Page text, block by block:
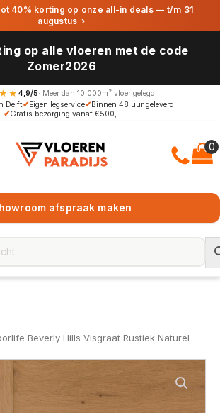
40% korting op onze all-in deals — t/m 31
augustus ›
op alle vloeren met de code
Zomer2026
4,9/5· Meer dan 10.000m² vloer gelegd
Delft✔Eigen legservice✔Binnen 48 uur geleverd
✔Gratis bezorging vanaf €500,-
afspraak maken
Beverly Hills Visgraat Rustiek Naturel